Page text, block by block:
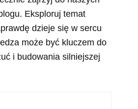
Eksploruj temat
dzieje się w sercu
może być kluczem do
i budowania silniejszej